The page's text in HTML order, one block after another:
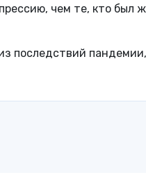
чем те, кто был
последствий пандемии,